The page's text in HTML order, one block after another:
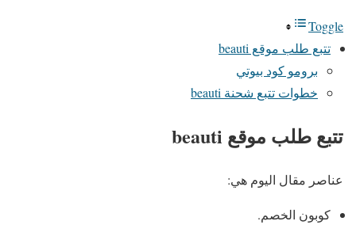
Toggle
تتبع طلب موقع beauti
برومو كود بيوتي
خطوات تتبع شحنة beauti
تتبع طلب موقع beauti
عناصر مقال اليوم هي:
كوبون الخصم.